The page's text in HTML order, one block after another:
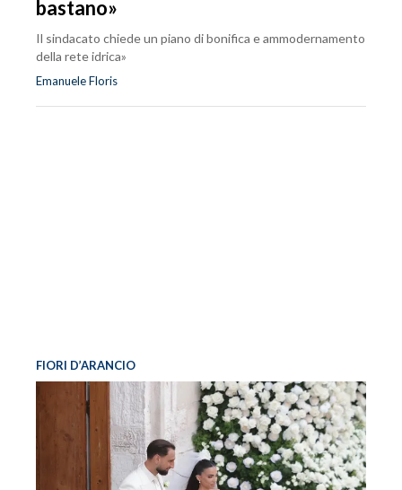
bastano»
Il sindacato chiede un piano di bonifica e ammodernamento
della rete idrica»
Emanuele Floris
FIORI D’ARANCIO